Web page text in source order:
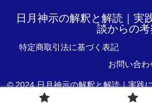
日月神示の解釈と解読｜実
談からの考
特定商取引法に基づく表記
お問い合わ
© 2024 日月神示の解釈と解読｜実践
考察.